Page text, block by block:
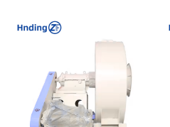
оптимизации работы